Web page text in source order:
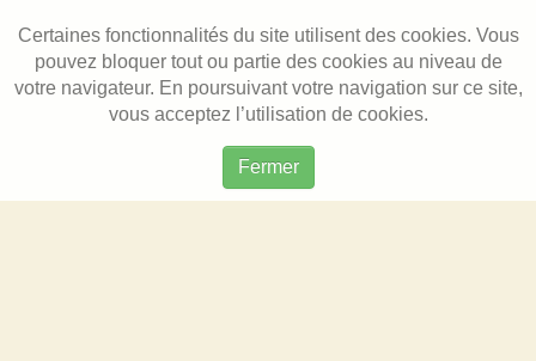
Certaines fonctionnalités du site utilisent des cookies. Vous
pouvez bloquer tout ou partie des cookies au niveau de
votre navigateur. En poursuivant votre navigation sur ce site,
vous acceptez l’utilisation de cookies.
Fermer